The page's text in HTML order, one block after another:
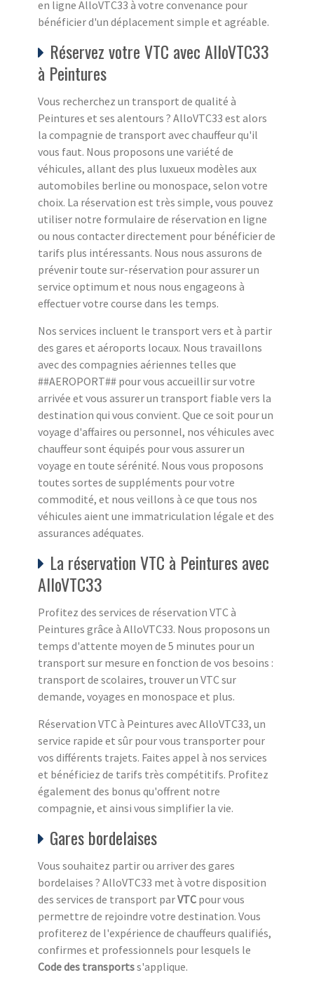
en ligne AlloVTC33 à votre convenance pour
bénéficier d'un déplacement simple et agréable.
Réservez votre VTC avec AlloVTC33
à Peintures
Vous recherchez un transport de qualité à
Peintures et ses alentours ? AlloVTC33 est alors
la compagnie de transport avec chauffeur qu'il
vous faut. Nous proposons une variété de
véhicules, allant des plus luxueux modèles aux
automobiles berline ou monospace, selon votre
choix. La réservation est très simple, vous pouvez
utiliser notre formulaire de réservation en ligne
ou nous contacter directement pour bénéficier de
tarifs plus intéressants. Nous nous assurons de
prévenir toute sur-réservation pour assurer un
service optimum et nous nous engageons à
effectuer votre course dans les temps.
Nos services incluent le transport vers et à partir
des gares et aéroports locaux. Nous travaillons
avec des compagnies aériennes telles que
##AEROPORT## pour vous accueillir sur votre
arrivée et vous assurer un transport fiable vers la
destination qui vous convient. Que ce soit pour un
voyage d'affaires ou personnel, nos véhicules avec
chauffeur sont équipés pour vous assurer un
voyage en toute sérénité. Nous vous proposons
toutes sortes de suppléments pour votre
commodité, et nous veillons à ce que tous nos
véhicules aient une immatriculation légale et des
assurances adéquates.
La réservation VTC à Peintures avec
AlloVTC33
Profitez des services de réservation VTC à
Peintures grâce à AlloVTC33. Nous proposons un
temps d'attente moyen de 5 minutes pour un
transport sur mesure en fonction de vos besoins :
transport de scolaires, trouver un VTC sur
demande, voyages en monospace et plus.
Réservation VTC à Peintures avec AlloVTC33, un
service rapide et sûr pour vous transporter pour
vos différents trajets. Faites appel à nos services
et bénéficiez de tarifs très compétitifs. Profitez
également des bonus qu'offrent notre
compagnie, et ainsi vous simplifier la vie.
Gares bordelaises
Vous souhaitez partir ou arriver des gares
bordelaises ? AlloVTC33 met à votre disposition
des services de transport parVTC pour vous
permettre de rejoindre votre destination. Vous
profiterez de l'expérience de chauffeurs qualifiés,
confirmes et professionnels pour lesquels le
Code des transportss'applique.